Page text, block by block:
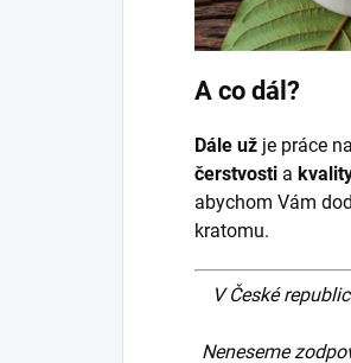
A co dál?
Dále už je práce
čerstvosti a
abychom Vám
kratomu.
V České
Neneseme